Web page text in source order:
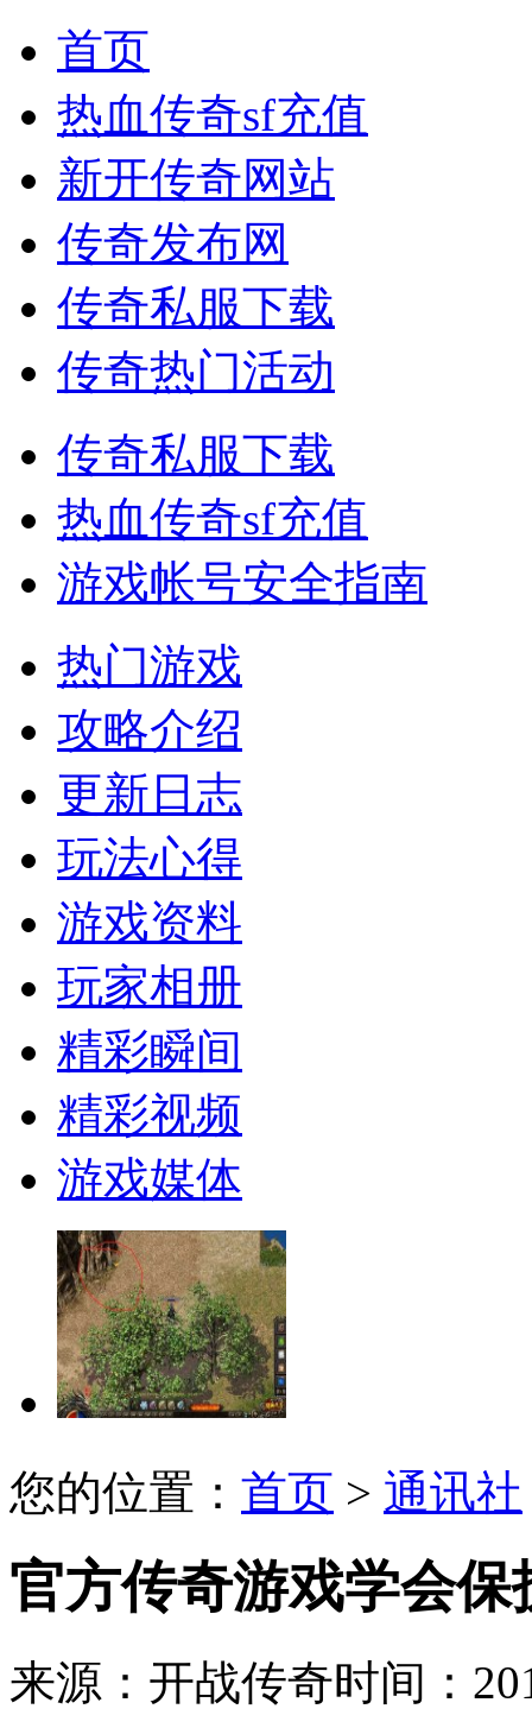
首页
热血传奇sf充值
新开传奇网站
传奇发布网
传奇私服下载
传奇热门活动
传奇私服下载
热血传奇sf充值
游戏帐号安全指南
热门游戏
攻略介绍
更新日志
玩法心得
游戏资料
玩家相册
精彩瞬间
精彩视频
游戏媒体
您的位置： 首页 > 通讯社
官方传奇游戏学会
来源：开战传奇时间：